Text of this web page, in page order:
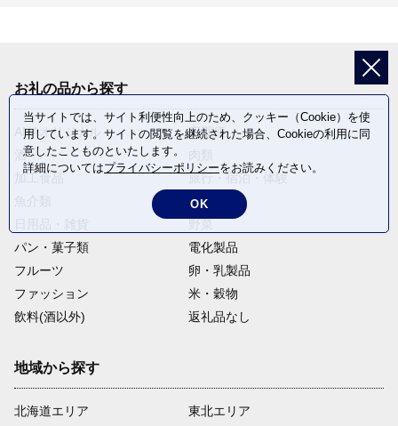
お礼の品から探す
ANAオリジナル
定期便
酒
加工食品
旅行・宿泊・体験
麺類
パン・菓子類
電化製品
フルーツ
卵・乳製品
ファッション
米・穀物
飲料(酒以外)
返礼品なし
地域から探す
北海道エリア
東北エリア
当サイトでは、サイト利便性向上のため、クッキー（Cookie）を使
用しています。サイトの閲覧を継続された場合、Cookieの利用に同
意したことものといたします。
詳細についてはプライバシーポリシーをお読みください。
OK